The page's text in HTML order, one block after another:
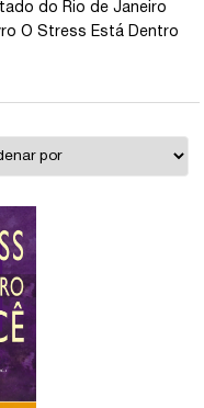
do Rio de Janeiro
O Stress Está Dentro